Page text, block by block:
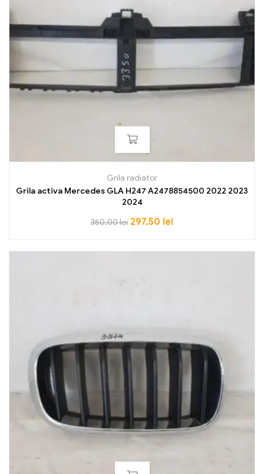
Grila radiator
Grila activa Mercedes GLA H247 A2478854500 2022 2023
2024
350,00lei 297,50 lei